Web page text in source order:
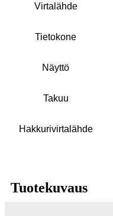
Virtalähde
Tietokone
Näyttö
Takuu
Hakkurivirtalähde
Tuotekuvaus